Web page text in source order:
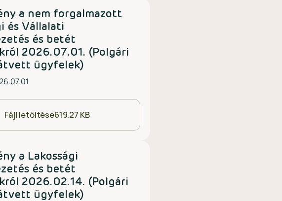
a nem forgalmazott
és Vállalati
és betét
2026.07.01. (Polgári
ügyfelek)
Fájl letöltése619.27 KB
a Lakossági
és betét
2026.02.14. (Polgári
ügyfelek)